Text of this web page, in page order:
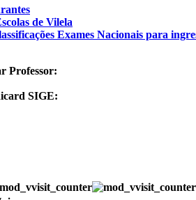
de Vilela
Exames Nacionais para
Professor:
SIGE: